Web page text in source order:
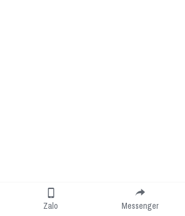
Zalo Messenger